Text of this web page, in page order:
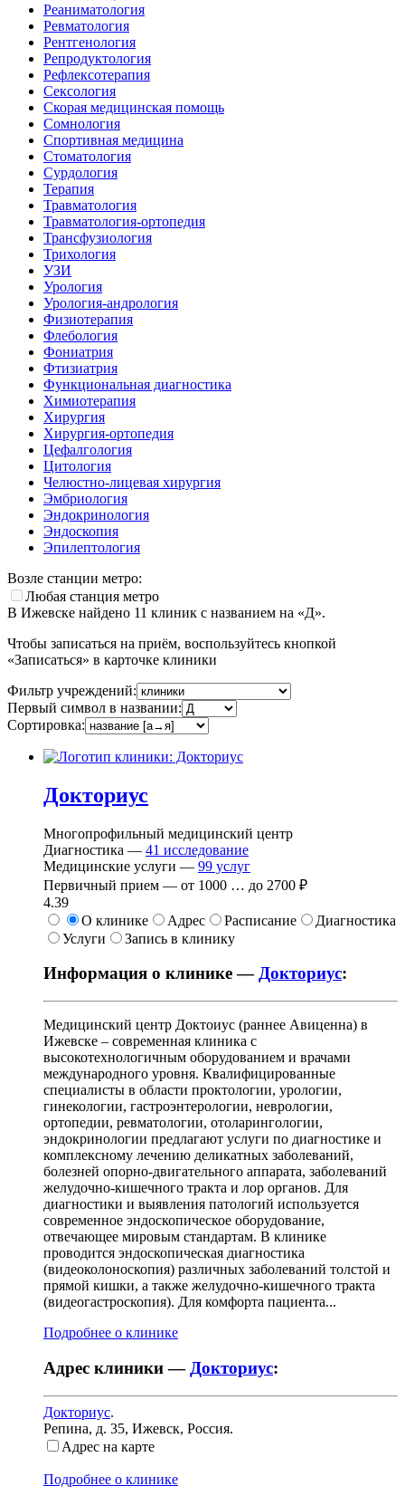
Реаниматология
Ревматология
Рентгенология
Репродуктология
Рефлексотерапия
Сексология
Скорая медицинская помощь
Сомнология
Спортивная медицина
Стоматология
Сурдология
Терапия
Травматология
Травматология-ортопедия
Трансфузиология
Трихология
УЗИ
Урология
Урология-андрология
Физиотерапия
Флебология
Фониатрия
Фтизиатрия
Функциональная диагностика
Химиотерапия
Хирургия
Хирургия-ортопедия
Цефалгология
Цитология
Челюстно-лицевая хирургия
Эмбриология
Эндокринология
Эндоскопия
Эпилептология
Возле станции метро:
Любая станция метро
В Ижевске найдено 11 клиник с названием на «Д».
Чтобы записаться на приём, воспользуйтесь кнопкой
«Записаться» в карточке клиники
Фильтр учреждений:
Первый символ в названии:
Сортировка:
Докториус
Многопрофильный медицинский центр
Диагностика — 41 исследование
Медицинские услуги — 99 услуг
Первичный прием — от 1000 … до 2700 ₽
4.39
О клинике
Адрес Расписание
Диагностика
Услуги
Запись в клинику
Информация о клинике —Докториус:
Медицинский центр Доктоиус (раннее Авиценна) в
Ижевске – современная клиника с
высокотехнологичным оборудованием и врачами
международного уровня. Квалифицированные
специалисты в области проктологии, урологии,
гинекологии, гастроэнтерологии, неврологии,
ортопедии, ревматологии, отоларингологии,
эндокринологии предлагают услуги по диагностике и
комплексному лечению деликатных заболеваний,
болезней опорно-двигательного аппарата, заболеваний
желудочно-кишечного тракта и лор органов. Для
диагностики и выявления патологий используется
современное эндоскопическое оборудование,
отвечающее мировым стандартам. В клинике
проводится эндоскопическая диагностика
(видеоколоноскопия) различных заболеваний толстой и
прямой кишки, а также желудочно-кишечного тракта
(видеогастроскопия). Для комфорта пациента...
Подробнее о клинике
Адрес клиники — Докториус:
Докториус.
Репина, д. 35, Ижевск, Россия.
Адрес на карте
Подробнее о клинике